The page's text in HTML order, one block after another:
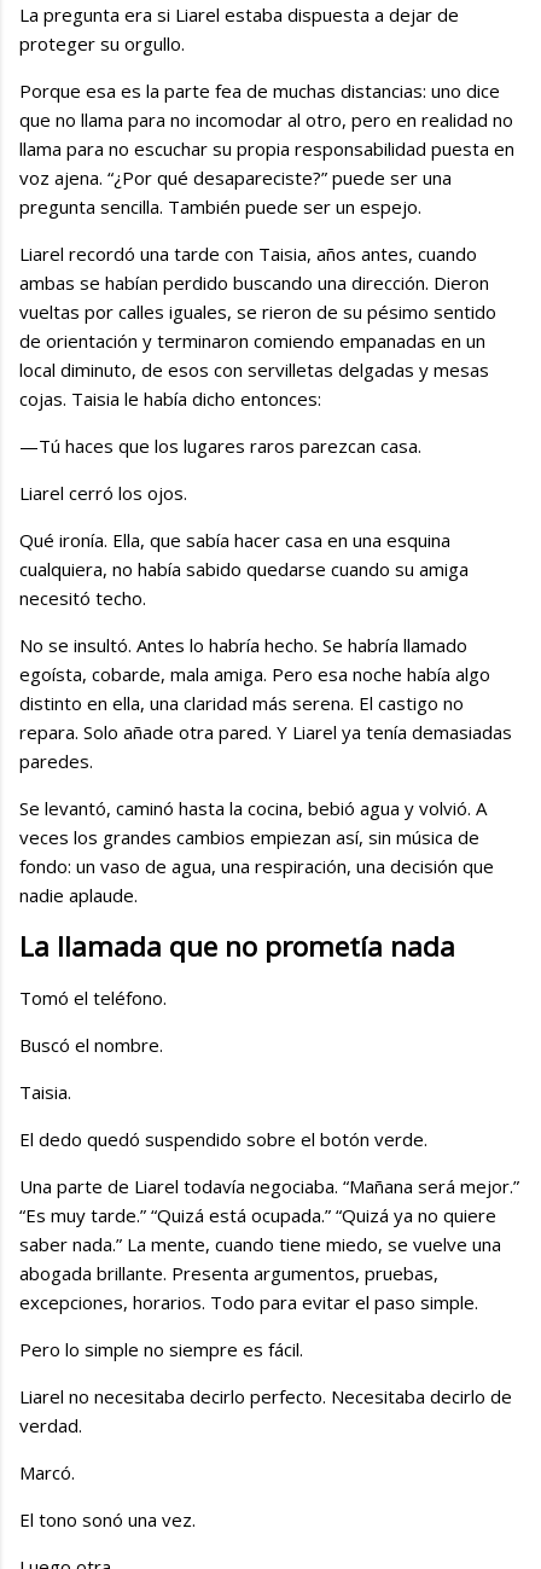
La pregunta era si Liarel estaba dispuesta a dejar de
proteger su orgullo.
Porque esa es la parte fea de muchas distancias: uno dice
que no llama para no incomodar al otro, pero en realidad no
llama para no escuchar su propia responsabilidad puesta en
voz ajena. “¿Por qué desapareciste?” puede ser una
pregunta sencilla. También puede ser un espejo.
Liarel recordó una tarde con Taisia, años antes, cuando
ambas se habían perdido buscando una dirección. Dieron
vueltas por calles iguales, se rieron de su pésimo sentido
de orientación y terminaron comiendo empanadas en un
local diminuto, de esos con servilletas delgadas y mesas
cojas. Taisia le había dicho entonces:
—Tú haces que los lugares raros parezcan casa.
Liarel cerró los ojos.
Qué ironía. Ella, que sabía hacer casa en una esquina
cualquiera, no había sabido quedarse cuando su amiga
necesitó techo.
No se insultó. Antes lo habría hecho. Se habría llamado
egoísta, cobarde, mala amiga. Pero esa noche había algo
distinto en ella, una claridad más serena. El castigo no
repara. Solo añade otra pared. Y Liarel ya tenía demasiadas
paredes.
Se levantó, caminó hasta la cocina, bebió agua y volvió. A
veces los grandes cambios empiezan así, sin música de
fondo: un vaso de agua, una respiración, una decisión que
nadie aplaude.
La llamada que no prometía nada
Tomó el teléfono.
Buscó el nombre.
Taisia.
El dedo quedó suspendido sobre el botón verde.
Una parte de Liarel todavía negociaba. “Mañana será mejor.”
“Es muy tarde.” “Quizá está ocupada.” “Quizá ya no quiere
saber nada.” La mente, cuando tiene miedo, se vuelve una
abogada brillante. Presenta argumentos, pruebas,
excepciones, horarios. Todo para evitar el paso simple.
Pero lo simple no siempre es fácil.
Liarel no necesitaba decirlo perfecto. Necesitaba decirlo de
verdad.
Marcó.
El tono sonó una vez.